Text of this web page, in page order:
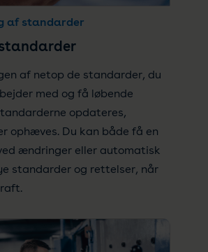
af standarder
af netop de standarder, du
med og få løbende
opdateres,
ophæves. Du kan både få en
ændringer eller automatisk
standarder og rettelser, når